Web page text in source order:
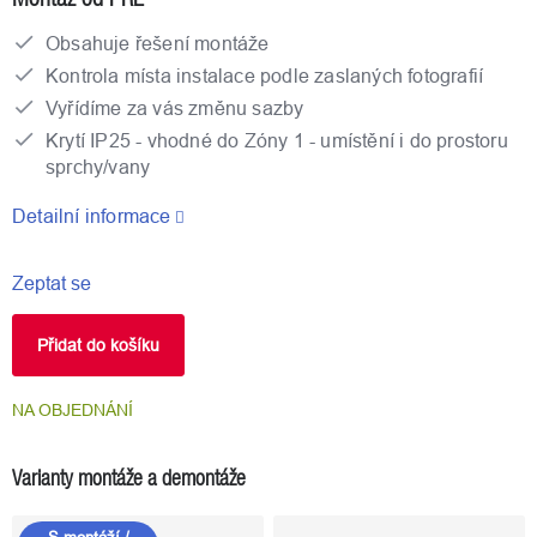
NA OBJEDNÁNÍ
Přidat do košíku
Obsahuje řešení montáže
Kontrola místa instalace podle zaslaných fotografií
Vyřídíme za vás změnu sazby
Krytí IP25 - vhodné do Zóny 1 - umístění i do prostoru
sprchy/vany
Detailní informace
Zeptat se
Varianty montáže a demontáže